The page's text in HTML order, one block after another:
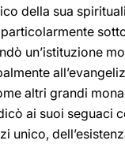
della sua
un’istituzione
altri grandi
ai suoi seguaci
unico,